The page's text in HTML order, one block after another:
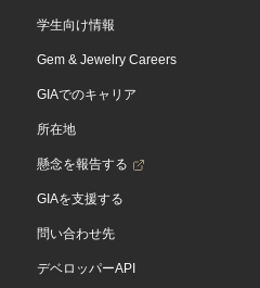
学生向け情報
Gem & Jewelry Careers
GIAでのキャリア
所在地
懸念を報告する
GIAを支援する
問い合わせ先
デベロッパーAPI